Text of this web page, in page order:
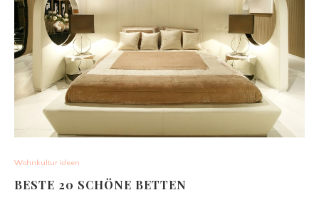
Wohnkultur ideen
BESTE 20 SCHÖNE BETTEN